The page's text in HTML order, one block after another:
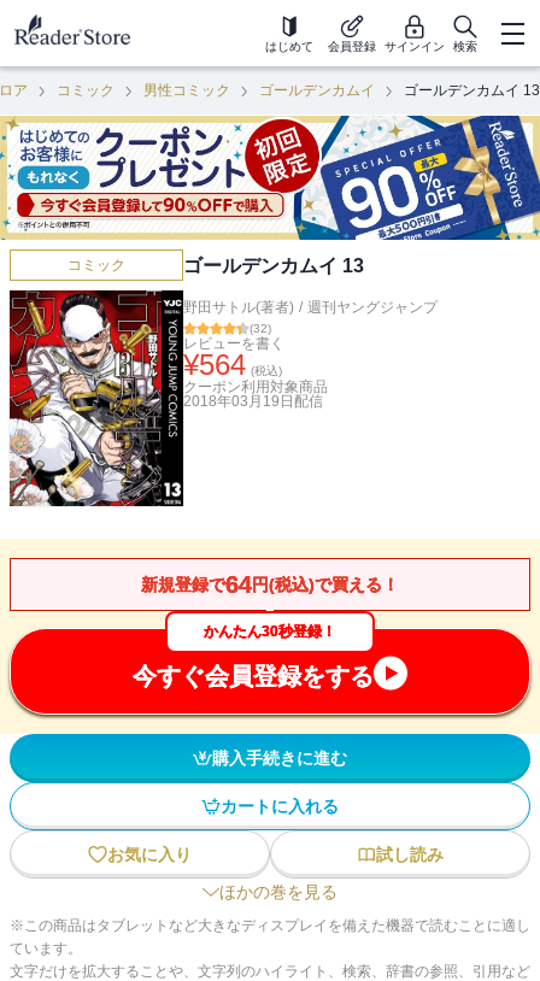
はじめて 会員登録 サインイン 検索
ア コミック 男性コミック ゴールデンカムイ ゴールデンカムイ 13
コミック ゴールデンカムイ 13
野田サトル(著者) / 週刊ヤングジャンプ
(32)
レビューを書く
¥564 (税込)
クーポン利用対象商品
2018年03月19日 配信
新規登録で64円(税込)で買える！
かんたん30秒登録！
今すぐ会員登録をする
購入手続きに進む
カートに入れる
お気に入り
試し読み
ほかの巻を見る
※この商品はタブレットなど大きなディスプレイを備えた機器で読むことに適し
ています。
文字だけを拡大することや、文字列のハイライト、検索、辞書の参照、引用など